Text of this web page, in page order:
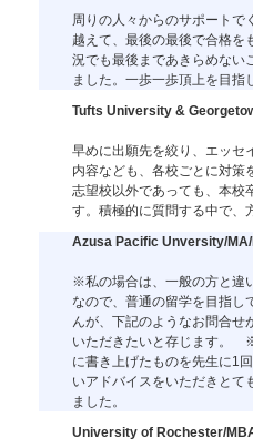
周りの人々からのサポートで
越えて、最後の最後で合格を
況でも最後まであきらめない
ました。一歩一歩頂上を目指
Tufts University &
早めに出願先を絞り、エッセ
内容なども、各校ごとに対策
志望校以外であっても、本校
す。積極的に質問する中で、
Azusa Pacific Unversity/MA/
※私の場合は、一般の方と違
なので、普通の留学を目指し
んが、下記のようなお問合せ
いただきたいと存じます。
に書き上げたものを先生に1
いアドバイスをいただきとて
ました。
University of Rochester/